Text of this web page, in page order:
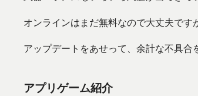
オンラインはまだ無料なので大丈夫です
アップデートをあせって、余計な不具合
アプリゲーム紹介